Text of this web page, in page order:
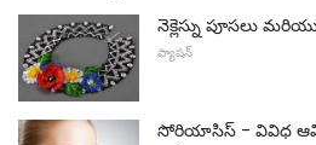
నెక్లెస్ను పూసలు
ఫ్యాషన్
సోరియాసిస్ - వివిధ